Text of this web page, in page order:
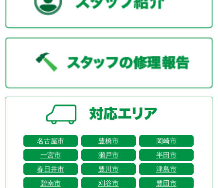
名古屋市 豊橋市
岡崎市
一宮市
瀬戸市
半田市
春日井市
豊川市
津島市
碧南市
刈谷市
豊田市